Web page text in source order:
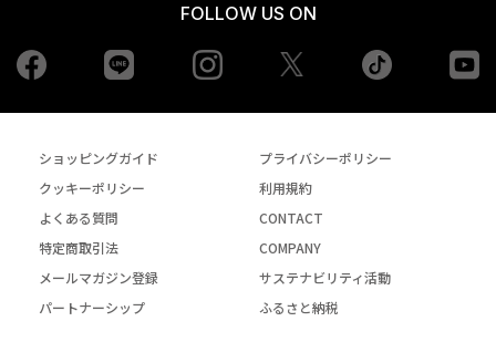
FOLLOW US ON
Facebook Instagram tiktok
ショッピングガイド
プライバシーポリシー
クッキーポリシー
利用規約
よくある質問
CONTACT
特定商取引法
COMPANY
メールマガジン登録
サステナビリティ活動
パートナーシップ
ふるさと納税